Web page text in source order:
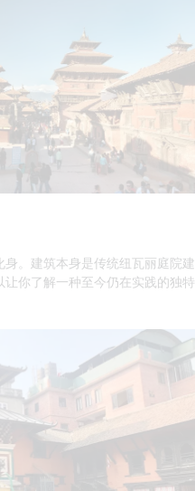
。建筑本身是传统纽瓦丽庭院建
你了解一种至今仍在实践的独特